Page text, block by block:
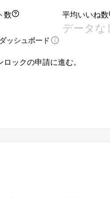
数 平均いいね数
データな
ッシュボード
ックの申請に進む。